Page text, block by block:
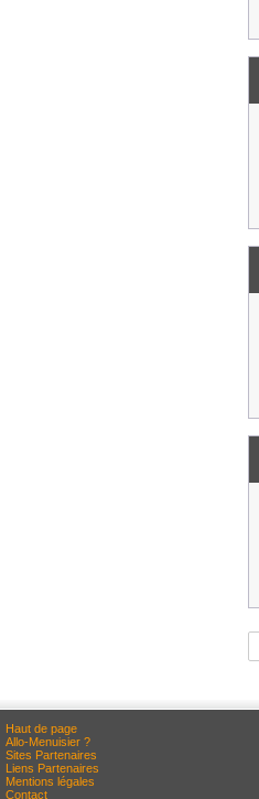
Haut de page
Allo-Menuisier ?
Sites Partenaires
Liens Partenaires
Mentions légales
Contact